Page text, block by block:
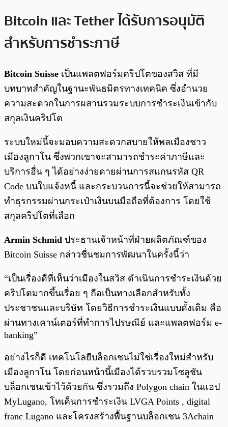
Bitcoin และ Tether ได้รับการอนุมัติ
สำหรับการชำระภาษี
Bitcoin Suisse เป็นแพลตฟอร์มคริปโตของสวิส ที่มี
บทบาทสำคัญในฐานะพันธมิตรทางเทคนิค ซึ่งอำนวย
ความสะดวกในการผสานรวมระบบการชำระเงินเข้ากับ
สกุลเงินคริปโต
ระบบใหม่นี้จะมอบความสะดวกสบายให้พลเมืองชาว
เมืองลูกาโน ซึ่งพวกเขาจะสามารถชำระค่าภาษีและ
บริการอื่น ๆ ได้อย่างง่ายดายผ่านการสแกนรหัส QR
Code บนใบแจ้งหนี้ และกระบวนการนี้จะช่วยให้สามารถ
ทำธุรกรรมผ่านกระเป๋าเงินบนมือถือที่ต้องการ โดยใช้
สกุลคริปโตที่เลือก
Armin Schmid ประธานเจ้าหน้าที่ฝ่ายผลิตภัณฑ์ของ
Bitcoin Suisse กล่าวชื่นชมการพัฒนาในครั้งนี้ว่า
“เป็นเรื่องดีที่เห็นว่าเมืองในสวิส ดำเนินการชำระเงินด้วย
คริปโตมากขึ้นเรื่อย ๆ ถือเป็นทางเลือกสำหรับทั้ง
ประชาชนและบริษัท โดยวิธีการชำระเงินแบบดั้งเดิม คือ
ผ่านทางเคาน์เตอร์ที่ทำการไปรษณีย์ และแพลตฟอร์ม e-
banking”
อย่างไรก็ดี เทคโนโลยีบล็อกเชนไม่ใช่เรื่องใหม่สำหรับ
เมืองลูกาโน โดยก่อนหน้านี้เมืองได้รวบรวมโซลูชัน
บล็อกเชนเข้าไว้ด้วยกัน ซึ่งรวมถึง Polygon chain ในแอป
MyLugano, โทเค็นการชำระเงิน LVGA Points , digital
franc Lugano และโครงสร้างพื้นฐานบล็อกเชน 3Achain